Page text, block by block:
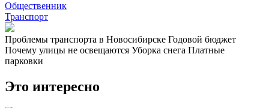
Общественник
Транспорт
Проблемы транспорта в Новосибирске Годовой бюджет
Почему улицы не освещаются Уборка снега Платные
парковки
Это интересно